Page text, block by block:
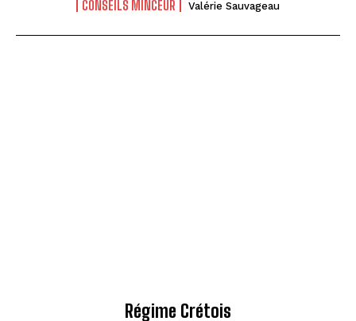
CONSEILS MINCEUR Valérie Sauvageau
Régime Crétois